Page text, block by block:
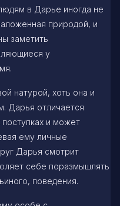
в Дарье иногда не
природой, и
заметить
у
натурой, хоть она и
Дарья отличается
и может
ему личные
Дарья смотрит
себе поразмышлять
поведения.